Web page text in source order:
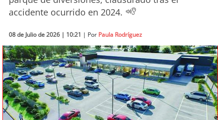
Economía
Tecnología
Sostenibilidad
soychile
accidente ocurrido en 2024.
08 de Julio de 2026 | 10:21 | Por Paula Rodríguez